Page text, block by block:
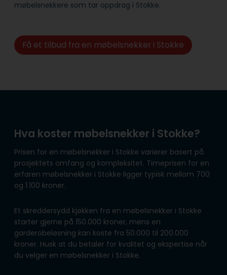
møbelsnekkere som tar oppdrag i Stokke.
Få et tilbud fra en møbelsnekker i Stokke
Hva koster møbelsnekker i Stokke?
Prisen for en møbelsnekker i Stokke varierer basert på
prosjektets omfang og kompleksitet. Timeprisen for en
erfaren møbelsnekker i Stokke ligger typisk mellom 700
og 1.100 kroner.
Et skreddersydd kjøkken fra en møbelsnekker i Stokke
starter gjerne på 150.000 kroner, mens en
garderobeløsning kan koste fra 50.000 til 200.000
kroner. Husk at du betaler for kvalitet og ekspertise når
du velger en møbelsnekker i Stokke.